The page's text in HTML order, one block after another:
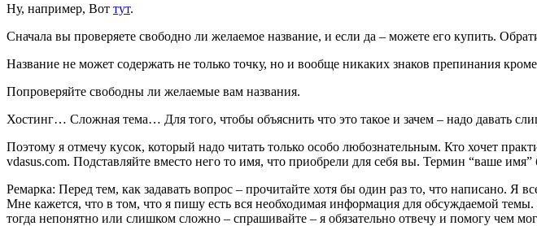
Ну, например, Вот тут.
Сначала вы проверяете свободно ли желаемое название, и если да – можете его купить.
Название не может содержать не только точку, но и вообще никаких знаков препинания
Попроверяйте свободны ли желаемые вам названия.
Хостинг… Сложная тема… Для того, чтобы объяснить что это такое и зачем – надо давать
Поэтому я отмечу кусок, который надо читать только особо любознательным. Кто хочет
vdasus.com. Подставляйте вместо него то имя, что приобрели для себя вы. Термин “ваше имя”
Ремарка: Перед тем, как задавать вопрос – прочитайте хотя бы один раз то, что написано.
Мне кажется, что в том, что я пишу есть вся необходимая информация для обсуждаемой
тогда непонятно или слишком сложно – спрашивайте – я обязательно отвечу и помогу чем